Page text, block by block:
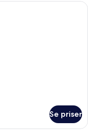
| Allergitestade
Se priser